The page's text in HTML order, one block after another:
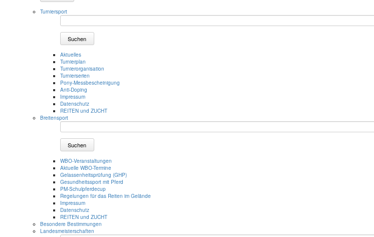
Turniersport
Suchen
Aktuelles
Turnierplan
Turnierorganisation
Turnierserien
Pony-Messbescheinigung
Anti-Doping
Impressum
Datenschutz
REITEN und ZUCHT
Breitensport
Suchen
WBO-Veranstaltungen
Aktuelle WBO-Termine
Gelassenheitsprüfung (GHP)
Gesundheitssport mit Pferd
PM-Schulpferdecup
Regelungen für das Reiten im Gelände
Impressum
Datenschutz
REITEN und ZUCHT
Besondere Bestimmungen
Landesmeisterschaften